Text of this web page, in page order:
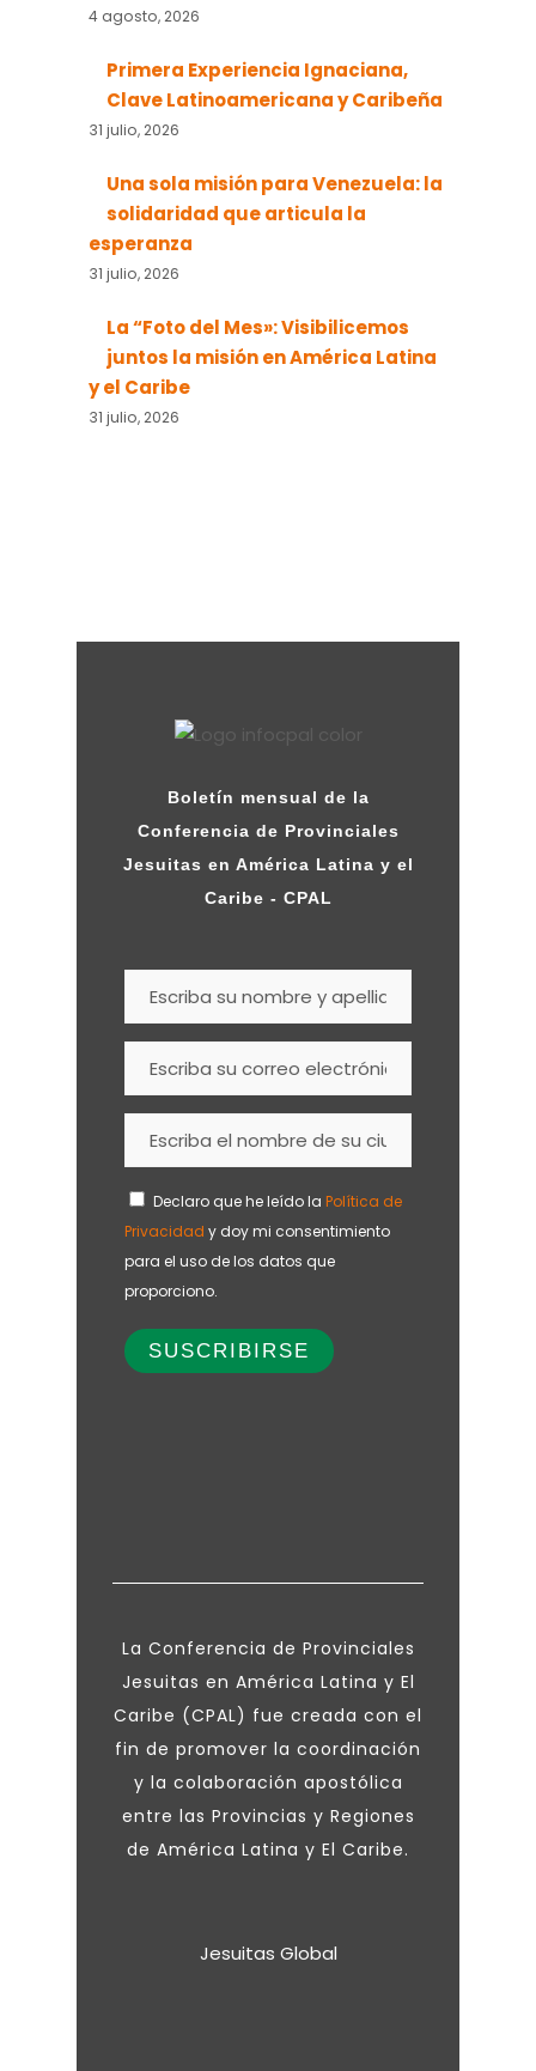
4 agosto, 2026
Primera Experiencia Ignaciana,
Clave Latinoamericana y Caribeña
31 julio, 2026
Una sola misión para Venezuela: la
solidaridad que articula la
esperanza
31 julio, 2026
La “Foto del Mes»: Visibilicemos
juntos la misión en América Latina
y el Caribe
31 julio, 2026
Boletín mensual de la
Conferencia de Provinciales
Jesuitas en América Latina y el
Caribe - CPAL
Declaro que he leído la Política de
Privacidad y doy mi consentimiento
para el uso de los datos que
proporciono.
La Conferencia de Provinciales
Jesuitas en América Latina y El
Caribe (CPAL) fue creada con el
fin de promover la coordinación
y la colaboración apostólica
entre las Provincias y Regiones
de América Latina y El Caribe.
Jesuitas Global